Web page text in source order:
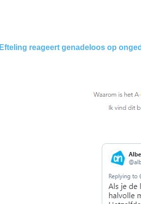
Efteling reageert genadeloos op